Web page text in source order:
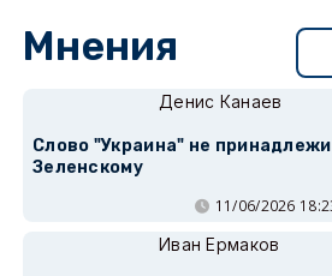
Мнения
Денис Канаев
Слово "Украина" не
Зеленскому
11/06/2026
Иван Ермаков